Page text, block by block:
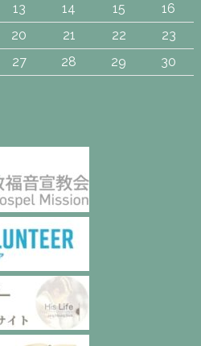
13 14 15
16
20 21 22
23
27 28 29
30